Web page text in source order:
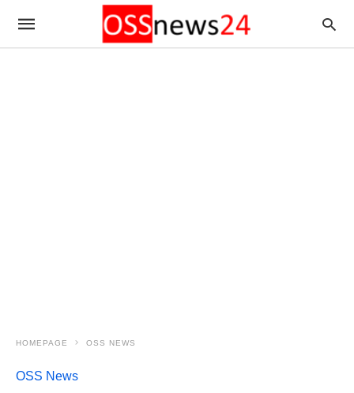
HOMEPAGE OSS NEWS
OSS News